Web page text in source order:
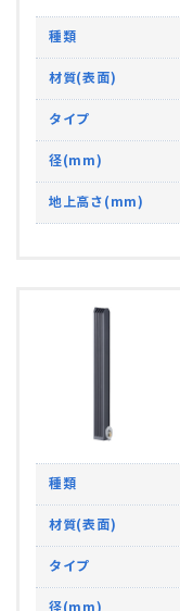
種類
材質(表面)
タイプ
径(mm)
地上高さ(mm)
種類
材質(表面)
タイプ
径(mm)